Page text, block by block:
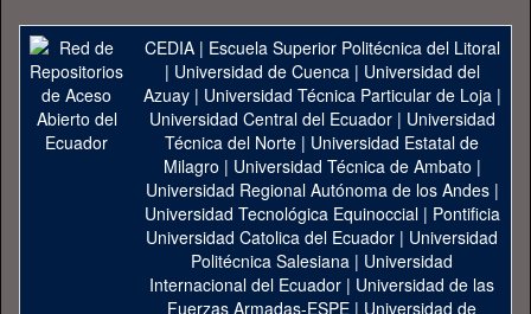
CEDIA| Escuela Superior Politécnica del Litoral
| Universidad de Cuenca| Universidad del
Azuay| Universidad Técnica Particular de Loja|
Universidad Central del Ecuador| Universidad
Técnica del Norte | Universidad Estatal de
Milagro | Universidad Técnica de Ambato |
Universidad Regional Autónoma de los Andes|
Universidad Tecnológica Equinoccial| Pontificia
Universidad Catolica del Ecuador | Universidad
Politécnica Salesiana | Universidad
Internacional del Ecuador | Universidad de las
Fuerzas Armadas-ESPE | Universidad de